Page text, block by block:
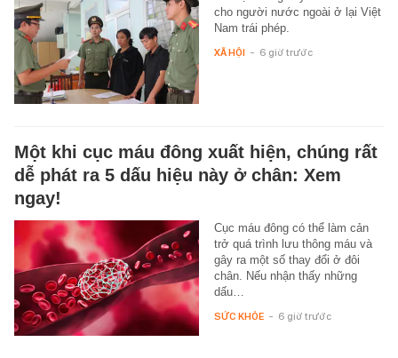
cho người nước ngoài ở lại Việt
Nam trái phép.
XÃ HỘI - 6 giờ trước
Một khi cục máu đông xuất hiện, chúng rất
dễ phát ra 5 dấu hiệu này ở chân: Xem
ngay!
Cục máu đông có thể làm cản
trở quá trình lưu thông máu và
gây ra một số thay đổi ở đôi
chân. Nếu nhận thấy những
dấu…
SỨC KHỎE - 6 giờ trước